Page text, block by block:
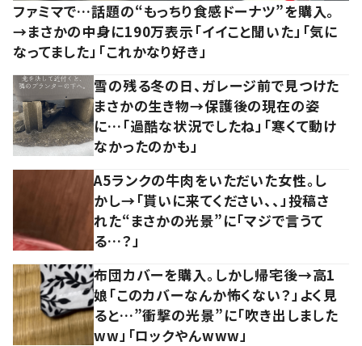
ファミマで…話題の“もっちり食感ドーナツ”を購入。
→まさかの中身に190万表示「イイこと聞いた」「気に
なってました」「これかなり好き」
雪の残る冬の日、ガレージ前で見つけた
まさかの生き物→保護後の現在の姿
に…「過酷な状況でしたね」「寒くて動け
なかったのかも」
A5ランクの牛肉をいただいた女性。し
かし→「貰いに来てください、、」投稿さ
れた“まさかの光景”に「マジで言うて
る…？」
布団カバーを購入。しかし帰宅後→高1
娘「このカバーなんか怖くない？」よく見
ると…”衝撃の光景”に「吹き出しました
ww」「ロックやんwww」